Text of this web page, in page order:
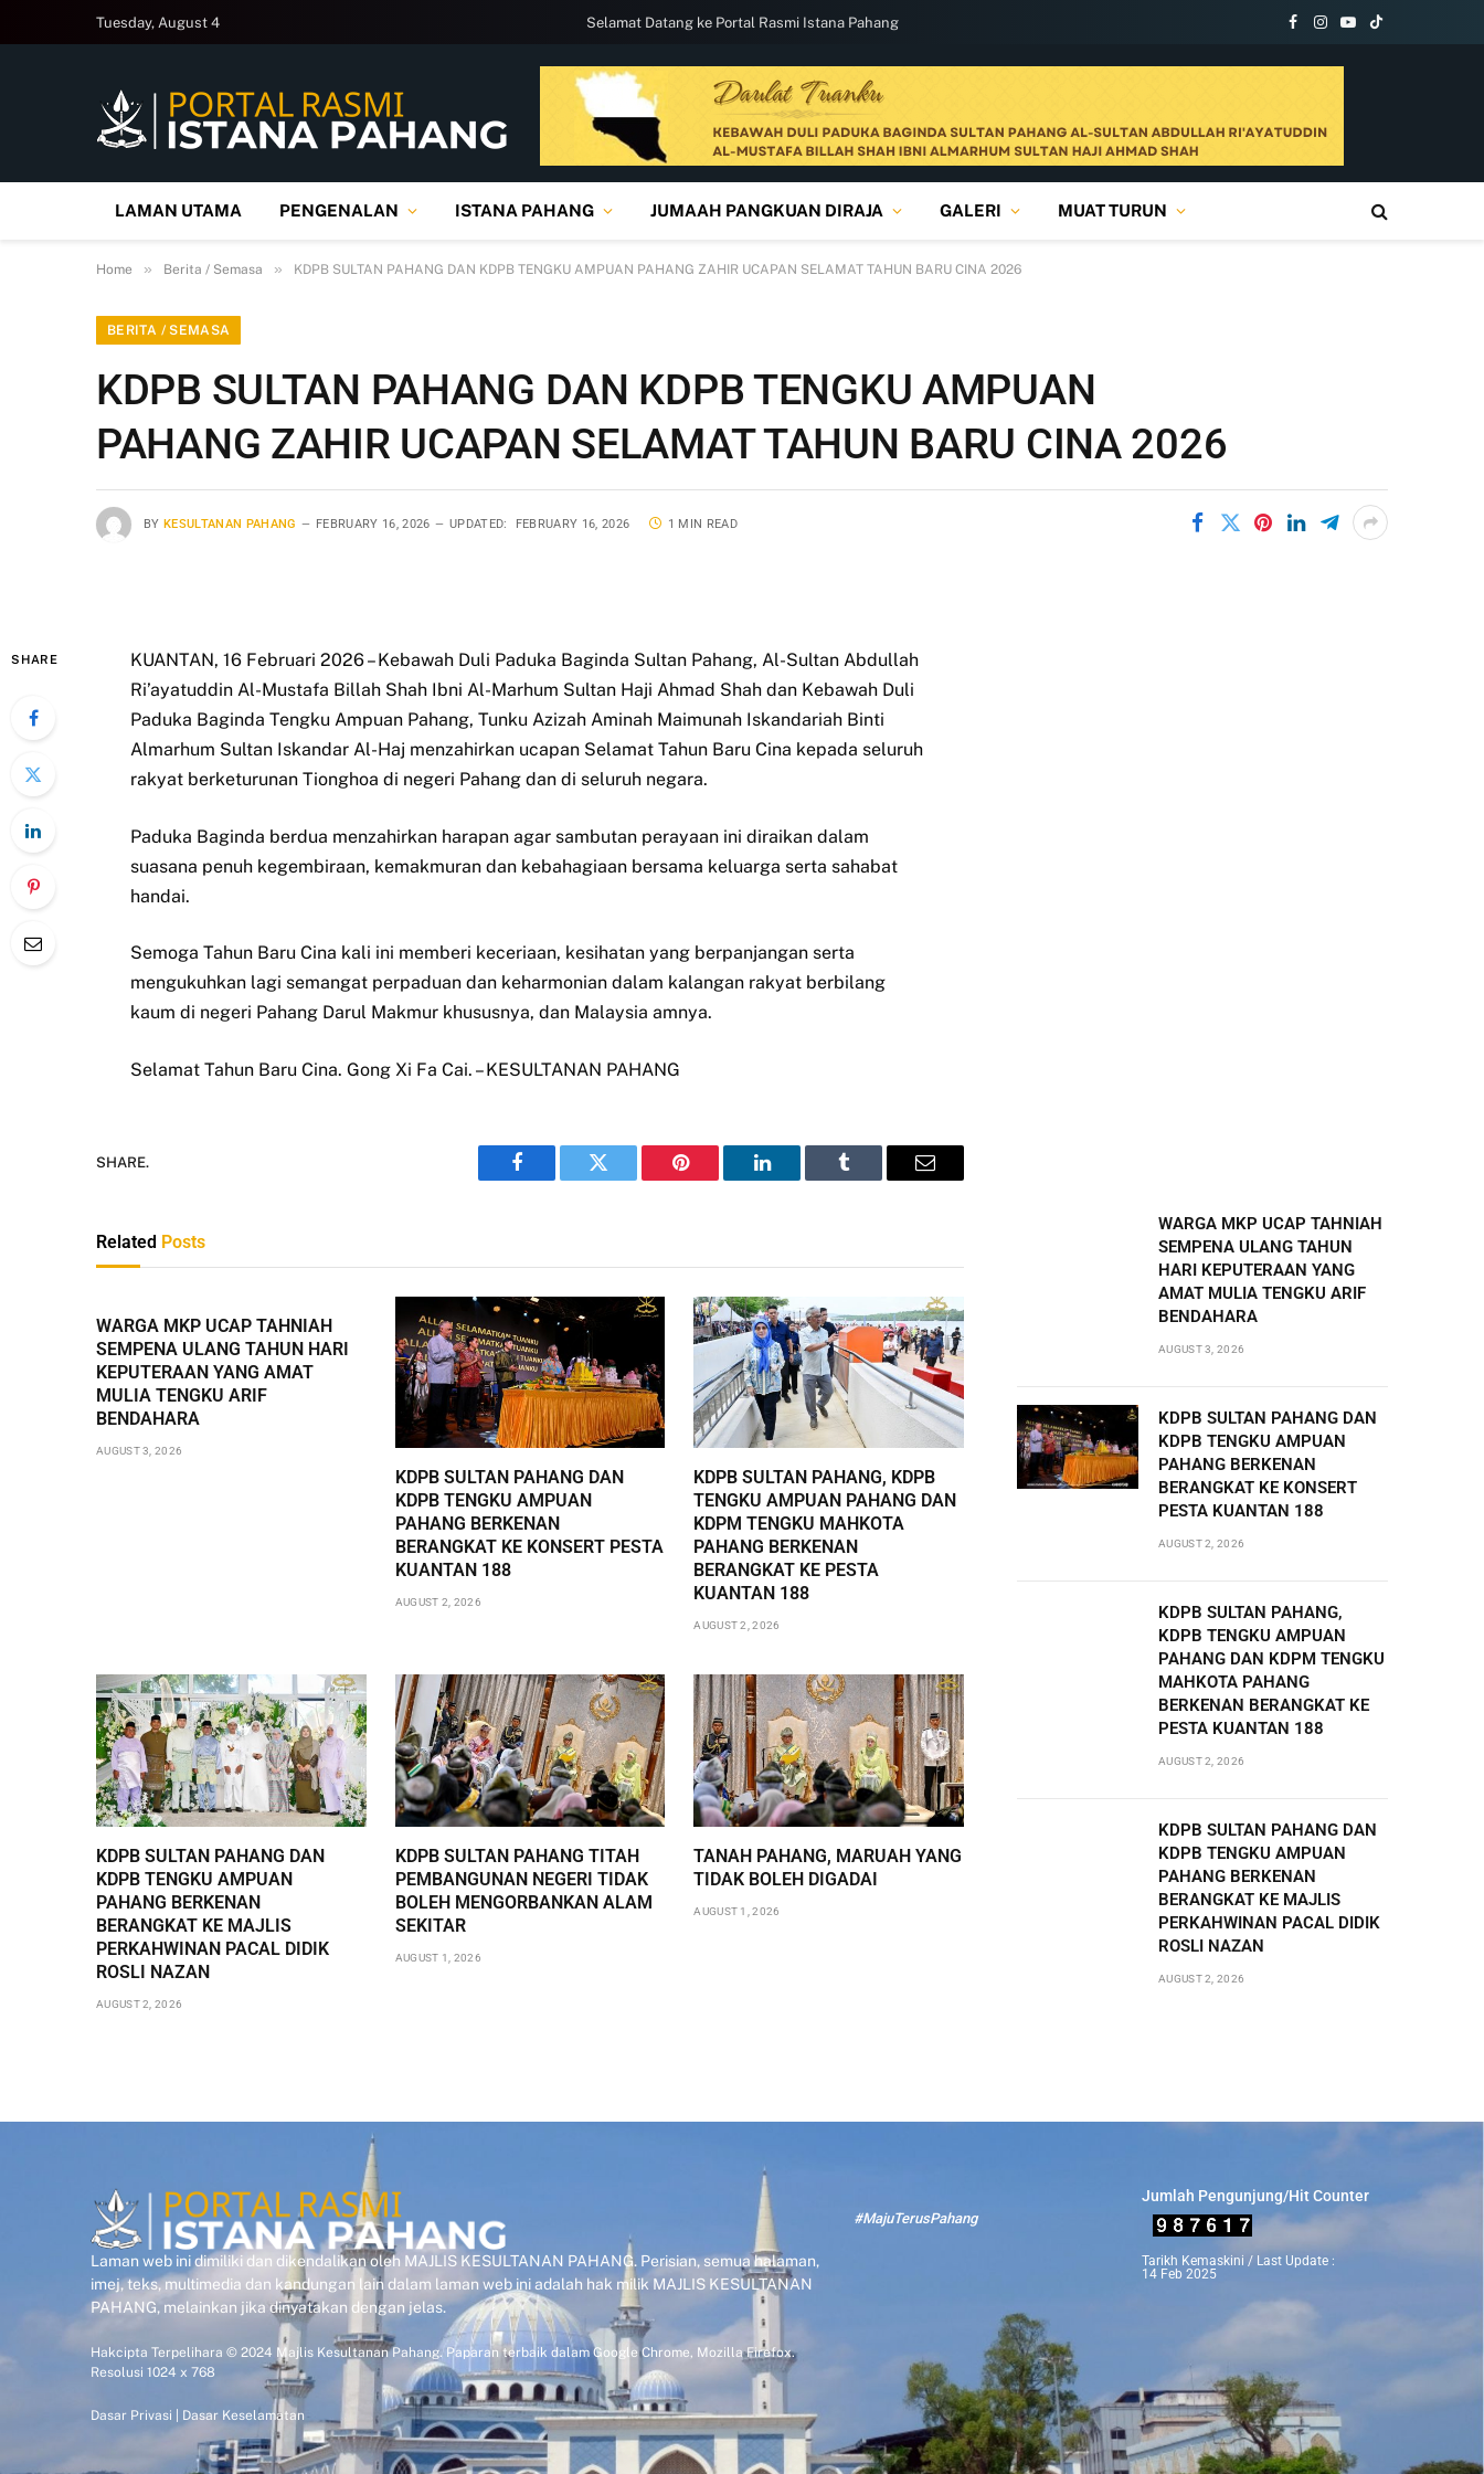
Tuesday, August 4 Selamat Datang ke Portal Rasmi Istana Pahang
Facebook
Instagram
YouTube
TikTok
LAMAN UTAMA PENGENALAN ISTANA PAHANG JUMAAH PANGKUAN DIRAJA GALERI MUAT TURUN
Home » Berita / Semasa » KDPB SULTAN PAHANG DAN KDPB TENGKU AMPUAN PAHANG ZAHIR UCAPAN SELAMAT TAHUN BARU CINA 2026
BERITA / SEMASA
KDPB SULTAN PAHANG DAN KDPB TENGKU AMPUAN
PAHANG ZAHIR UCAPAN SELAMAT TAHUN BARU CINA 2026
BY KESULTANAN PAHANG FEBRUARY 16, 2026 UPDATED: FEBRUARY 16, 2026 1 MIN READ
SHARE
KUANTAN, 16 Februari 2026 – Kebawah Duli Paduka Baginda Sultan Pahang, Al-Sultan Abdullah
Ri’ayatuddin Al-Mustafa Billah Shah Ibni Al-Marhum Sultan Haji Ahmad Shah dan Kebawah Duli
Paduka Baginda Tengku Ampuan Pahang, Tunku Azizah Aminah Maimunah Iskandariah Binti
Almarhum Sultan Iskandar Al-Haj menzahirkan ucapan Selamat Tahun Baru Cina kepada seluruh
rakyat berketurunan Tionghoa di negeri Pahang dan di seluruh negara.
Paduka Baginda berdua menzahirkan harapan agar sambutan perayaan ini diraikan dalam
suasana penuh kegembiraan, kemakmuran dan kebahagiaan bersama keluarga serta sahabat
handai.
Semoga Tahun Baru Cina kali ini memberi keceriaan, kesihatan yang berpanjangan serta
mengukuhkan lagi semangat perpaduan dan keharmonian dalam kalangan rakyat berbilang
kaum di negeri Pahang Darul Makmur khususnya, dan Malaysia amnya.
Selamat Tahun Baru Cina. Gong Xi Fa Cai. – KESULTANAN PAHANG
SHARE.
Facebook Twitter Pinterest LinkedIn Tumblr Email
Related Posts
WARGA MKP UCAP TAHNIAH
SEMPENA ULANG TAHUN HARI
KEPUTERAAN YANG AMAT
MULIA TENGKU ARIF
BENDAHARA
AUGUST 3, 2026
KDPB SULTAN PAHANG DAN
KDPB TENGKU AMPUAN
PAHANG BERKENAN
BERANGKAT KE KONSERT PESTA
KUANTAN 188
AUGUST 2, 2026
KDPB SULTAN PAHANG, KDPB
TENGKU AMPUAN PAHANG DAN
KDPM TENGKU MAHKOTA
PAHANG BERKENAN
BERANGKAT KE PESTA
KUANTAN 188
AUGUST 2, 2026
KDPB SULTAN PAHANG DAN
KDPB TENGKU AMPUAN
PAHANG BERKENAN
BERANGKAT KE MAJLIS
PERKAHWINAN PACAL DIDIK
ROSLI NAZAN
AUGUST 2, 2026
KDPB SULTAN PAHANG TITAH
PEMBANGUNAN NEGERI TIDAK
BOLEH MENGORBANKAN ALAM
SEKITAR
AUGUST 1, 2026
TANAH PAHANG, MARUAH YANG
TIDAK BOLEH DIGADAI
AUGUST 1, 2026
WARGA MKP UCAP TAHNIAH
SEMPENA ULANG TAHUN
HARI KEPUTERAAN YANG
AMAT MULIA TENGKU ARIF
BENDAHARA
AUGUST 3, 2026
KDPB SULTAN PAHANG DAN
KDPB TENGKU AMPUAN
PAHANG BERKENAN
BERANGKAT KE KONSERT
PESTA KUANTAN 188
AUGUST 2, 2026
KDPB SULTAN PAHANG,
KDPB TENGKU AMPUAN
PAHANG DAN KDPM TENGKU
MAHKOTA PAHANG
BERKENAN BERANGKAT KE
PESTA KUANTAN 188
AUGUST 2, 2026
KDPB SULTAN PAHANG DAN
KDPB TENGKU AMPUAN
PAHANG BERKENAN
BERANGKAT KE MAJLIS
PERKAHWINAN PACAL DIDIK
ROSLI NAZAN
AUGUST 2, 2026
Laman web ini dimiliki dan dikendalikan oleh MAJLIS KESULTANAN PAHANG. Perisian, semua halaman,
imej, teks, multimedia dan kandungan lain dalam laman web ini adalah hak milik MAJLIS KESULTANAN
PAHANG, melainkan jika dinyatakan dengan jelas.
Hakcipta Terpelihara © 2024 Majlis Kesultanan Pahang. Paparan terbaik dalam Google Chrome, Mozilla Firefox.
Resolusi 1024 x 768
Dasar Privasi Dasar Keselamatan
#MajuTerusPahang
Jumlah Pengunjung/Hit Counter
Tarikh Kemaskini / Last Update :
14 Feb 2025